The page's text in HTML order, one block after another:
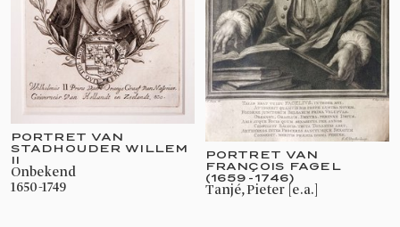
PORTRET VAN
STADHOUDER WILLEM
II
onbekend
1650-1749
PORTRET VAN
FRANÇOIS FAGEL
(1659-1746)
Tanjé, Pieter [e.a.]